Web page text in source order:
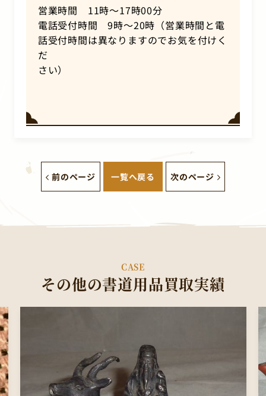
営業時間 11時～17時00分
電話受付時間 9時～20時（営業時間と電
話受付時間は異なりますのでお気を付けく
だ
さい）
前のページ 一覧へ戻る 次のページ
CASE
その他の書道用品買取実績